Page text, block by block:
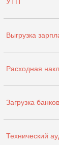
Выгрузка
Расходная
Загрузка
Технический